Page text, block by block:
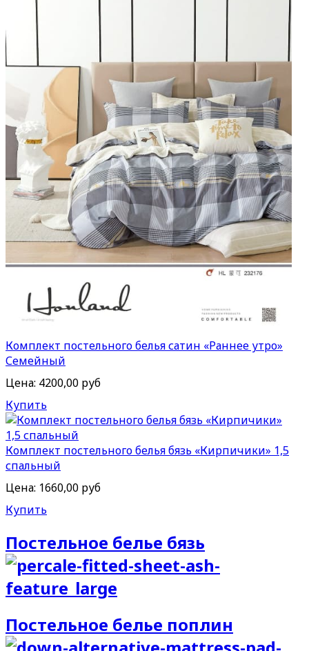
Комплект постельного белья сатин «Раннее утро»
Семейный
Цена: 4200,00 руб
Купить
Комплект постельного белья бязь «Кирпичики» 1,5
спальный
Цена: 1660,00 руб
Купить
Постельное белье бязь
Постельное белье поплин